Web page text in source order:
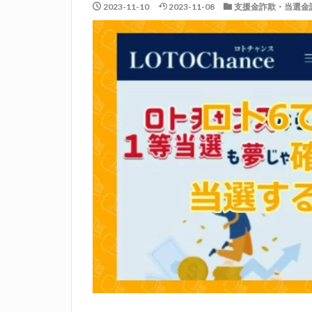
2023-11-10 2023-11-08 支援金詐欺・当選金